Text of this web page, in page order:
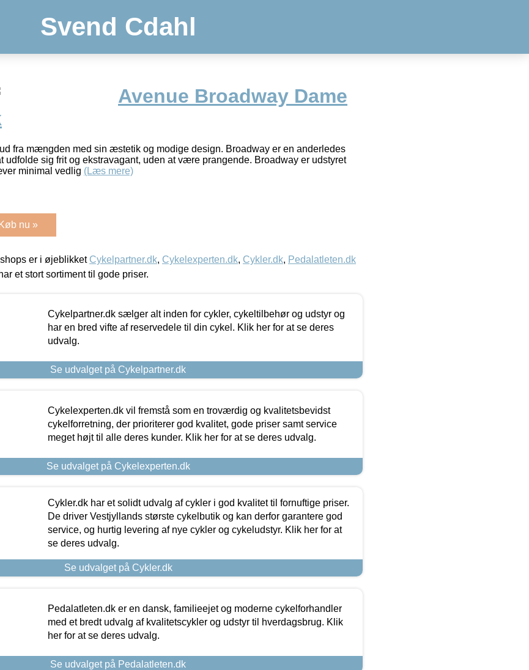
Svend Cdahl
Avenue Broadway Dame
fra mængden med sin æstetik og modige design. Broadway er en anderledes
udfolde sig frit og ekstravagant, uden at være prangende. Broadway er udstyret
minimal vedlig (Læs mere)
Køb nu »
er i øjeblikket Cykelpartner.dk, Cykelexperten.dk, Cykler.dk, Pedalatleten.dk
et stort sortiment til gode priser.
Cykelpartner.dk sælger alt inden for cykler, cykeltilbehør og udstyr og
har en bred vifte af reservedele til din cykel. Klik her for at se deres
udvalg.
Se udvalget på Cykelpartner.dk
Cykelexperten.dk vil fremstå som en troværdig og kvalitetsbevidst
cykelforretning, der prioriterer god kvalitet, gode priser samt service
meget højt til alle deres kunder. Klik her for at se deres udvalg.
Se udvalget på Cykelexperten.dk
Cykler.dk har et solidt udvalg af cykler i god kvalitet til fornuftige priser.
De driver Vestjyllands største cykelbutik og kan derfor garantere god
service, og hurtig levering af nye cykler og cykeludstyr. Klik her for at
se deres udvalg.
Se udvalget på Cykler.dk
Pedalatleten.dk er en dansk, familieejet og moderne cykelforhandler
med et bredt udvalg af kvalitetscykler og udstyr til hverdagsbrug. Klik
her for at se deres udvalg.
Se udvalget på Pedalatleten.dk